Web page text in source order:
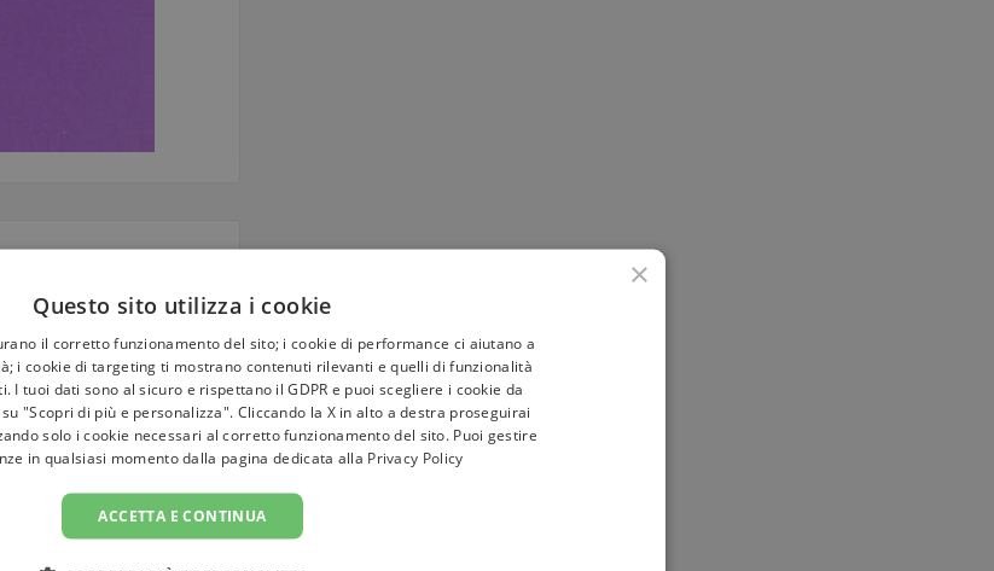
di ogni vera
durante il sonno
×
Questo sito utilizza i cookie
il corretto funzionamento del sito; i cookie di performance ci aiutano a
i cookie di targeting ti mostrano contenuti rilevanti e quelli di funzionalità
I tuoi dati sono al sicuro e rispettano il GDPR e puoi scegliere i cookie da
"Scopri di più e personalizza". Cliccando la X in alto a destra proseguirai
solo i cookie necessari al corretto funzionamento del sito. Puoi gestire
in qualsiasi momento dalla pagina dedicata alla Privacy Policy
ACCETTA E CONTINUA